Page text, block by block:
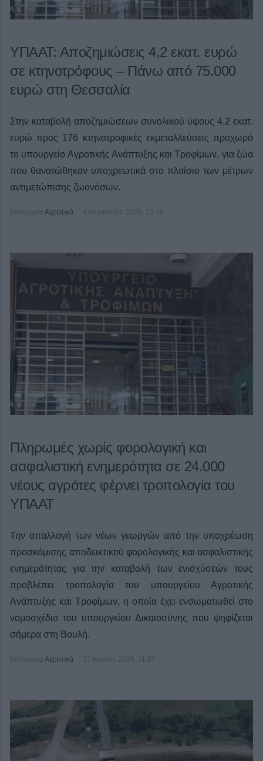
ΥΠΑΑΤ: Αποζημιώσεις 4,2 εκατ. ευρώ
σε κτηνοτρόφους – Πάνω από 75.000
ευρώ στη Θεσσαλία
Στην καταβολή αποζημιώσεων συνολικού ύψους 4,2 εκατ.
ευρώ προς 176 κτηνοτροφικές εκμεταλλεύσεις προχωρά
το υπουργείο Αγροτικής Ανάπτυξης και Τροφίμων, για ζώα
που θανατώθηκαν υποχρεωτικά στο πλαίσιο των μέτρων
αντιμετώπισης ζωονόσων.
Κατηγορία Αγροτικά 4 Αυγούστου 2026, 13:48
Πληρωμές χωρίς φορολογική και
ασφαλιστική ενημερότητα σε 24.000
νέους αγρότες φέρνει τροπολογία του
ΥΠΑΑΤ
Την απαλλαγή των νέων γεωργών από την υποχρέωση
προσκόμισης αποδεικτικού φορολογικής και ασφαλιστικής
ενημερότητας για την καταβολή των ενισχύσεών τους
προβλέπει τροπολογία του υπουργείου Αγροτικής
Ανάπτυξης και Τροφίμων, η οποία έχει ενσωματωθεί στο
νομοσχέδιο του υπουργείου Δικαιοσύνης που ψηφίζεται
σήμερα στη Βουλή.
Κατηγορία Αγροτικά 31 Ιουλίου 2026, 11:07